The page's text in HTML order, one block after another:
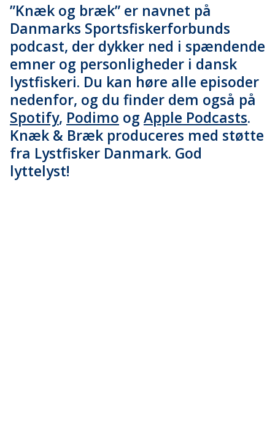
”Knæk og bræk” er navnet på
Danmarks Sportsfiskerforbunds
podcast, der dykker ned i spændende
emner og personligheder i dansk
lystfiskeri. Du kan høre alle episoder
nedenfor, og du finder dem også på
Spotify, Podimo og Apple Podcasts.
Knæk & Bræk produceres med støtte
fra Lystfisker Danmark. God
lyttelyst!